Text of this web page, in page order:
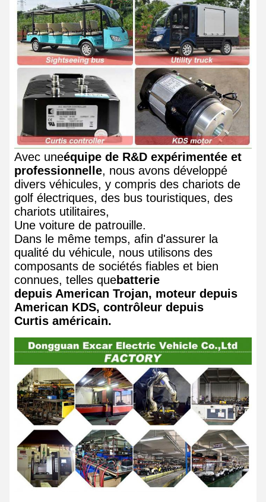
Avec uneéquipe de R&D expérimentée et
professionnelle, nous avons développé
divers véhicules, y compris des chariots de
golf électriques, des bus touristiques, des
chariots utilitaires,
Une voiture de patrouille.
Dans le même temps, afin d'assurer la
qualité du véhicule, nous utilisons des
composants de sociétés fiables et bien
connues, telles quebatterie
depuis American Trojan, moteur depuis
American KDS, contrôleur depuis
Curtis américain.